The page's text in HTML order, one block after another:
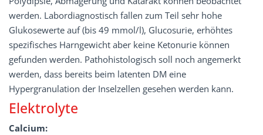
werden. Labordiagnostisch fallen zum Teil sehr hohe
Glukosewerte auf (bis 49 mmol/l), Glucosurie, erhöhtes
spezifisches Harngewicht aber keine Ketonurie können
gefunden werden. Pathohistologisch soll noch angemerkt
werden, dass bereits beim latenten DM eine
Hypergranulation der Inselzellen gesehen werden kann.
Elektrolyte
Calcium: